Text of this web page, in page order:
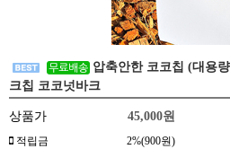
압축안한 코코칩 (대용
크칩 코코넛바크
상품가 45,000원
적립금 2%(900원)